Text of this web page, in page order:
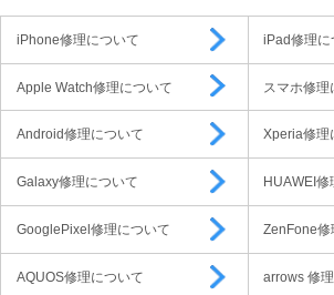
iPhone修理について iPad修理に
Apple Watch修理について スマホ修理
Android修理について Xperia修理
Galaxy修理について HUAWEI修
GooglePixel修理について ZenFone修
AQUOS修理について arrows 修